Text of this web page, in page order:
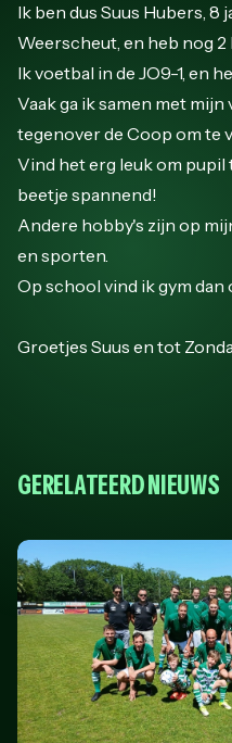
Ik ben dus Suus Hubers, 8
Weerscheut, en heb nog 2
Ik voetbal in de JO9-1, en
Vaak ga ik samen met
tegenover de Coop om te
Vind het erg leuk om pupil
beetje spannend!
Andere hobby's zijn op
en sporten.
Op school vind ik gym dan
Groetjes Suus en tot
GERELATEERD NIEUWS